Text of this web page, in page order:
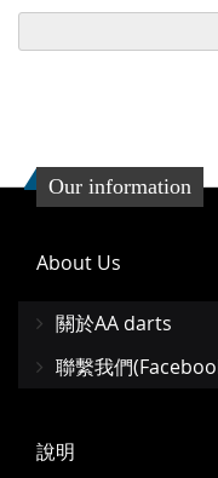
Our information
About Us
關於AA darts
聯繫我們
說明